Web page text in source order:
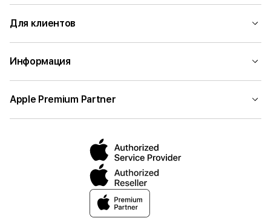
Для клиентов
Информация
Apple Premium Partner